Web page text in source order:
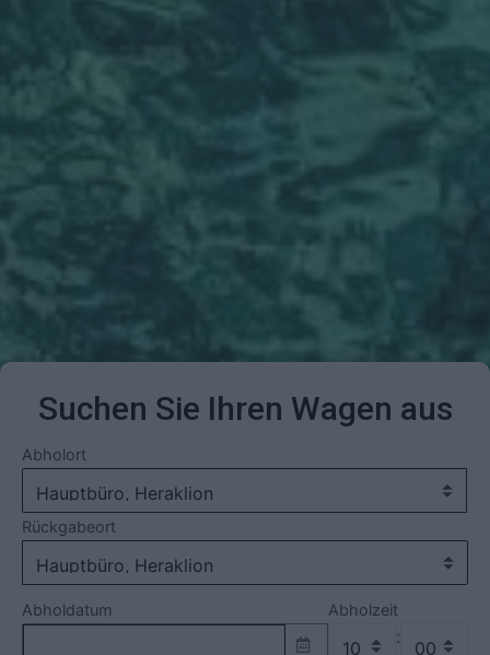
Suchen Sie Ihren Wagen aus
Abholort
Rückgabeort
Abholdatum Abholzeit
: